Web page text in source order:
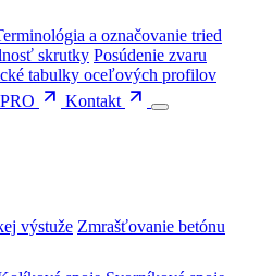
a označovanie tried
skrutky Posúdenie zvaru
tabulky oceľových profilov
Kontakt
výstuže Zmrašťovanie betónu